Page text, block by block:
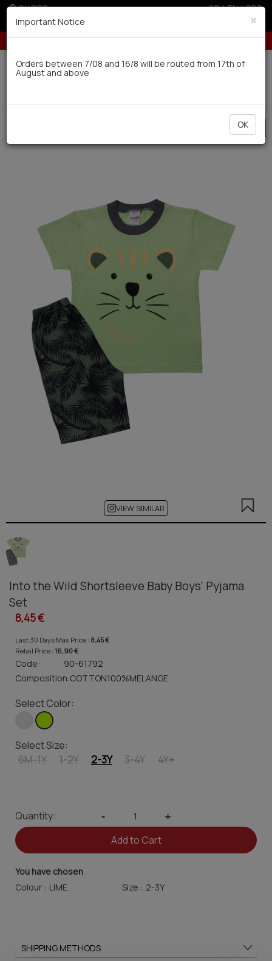
SHOPS GR|EN|SRB
Up to 3 interest-free installments with credit cards for orders over 50€
Delivery in 7-9 working days via UPS
HOT
OFFER
VIEW SIMILAR
Into the Wild Shortsleeve Baby Boys' Pyjama
Set
8,45 €
Last 30 Days Max Price : 8,45 €
Retail Price : 16,90 €
Code:
90-61792
Composition:COTTON100%MELANGE
Select Color:
Select Size:
6M-1Y 1-2Y 2-3Y 3-4Y 4Y+
Quantity: - +
Add to Cart
You have chosen
Colour :
Size :
SHIPPING METHODS
×
Important Notice
Orders between 7/08 and 16/8 will be routed from 17th of
August and above
OK